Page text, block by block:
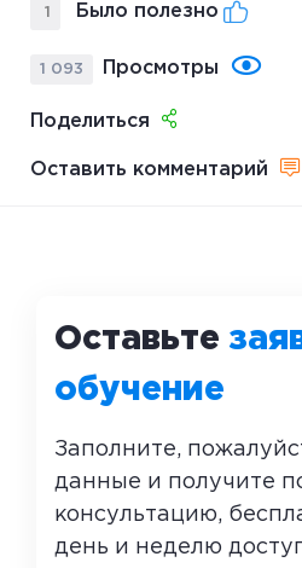
1 Было полезно
1 093 Просмотры
Поделиться
Оставить комментарий
Оставьте
обучение
Заполните,
данные и получите
консультацию,
день и неделю